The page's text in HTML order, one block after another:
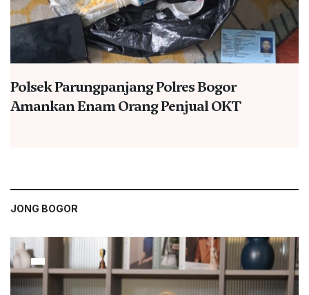
Polsek Parungpanjang Polres Bogor
Amankan Enam Orang Penjual OKT
JONG BOGOR